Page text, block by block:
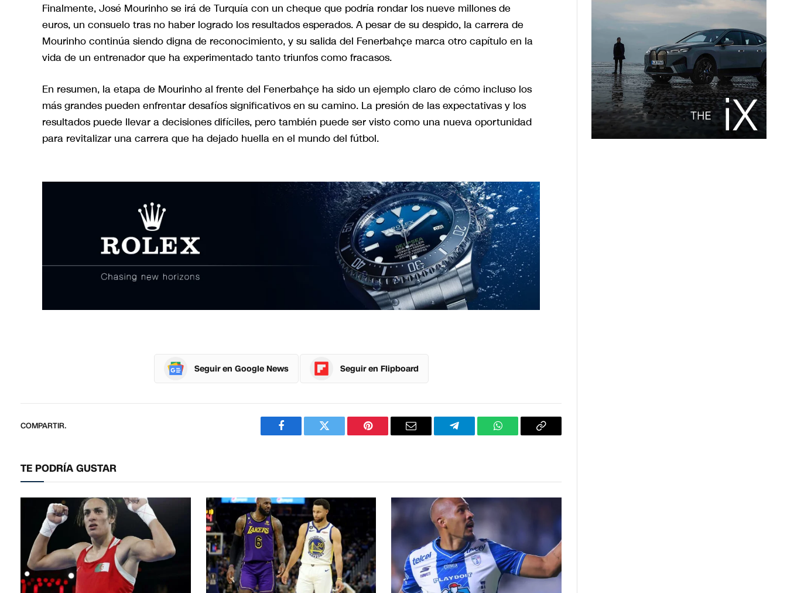
Finalmente, José Mourinho se irá de Turquía con un cheque que podría rondar los nueve millones de
euros, un consuelo tras no haber logrado los resultados esperados. A pesar de su despido, la carrera de
Mourinho continúa siendo digna de reconocimiento, y su salida del Fenerbahçe marca otro capítulo en la
vida de un entrenador que ha experimentado tanto triunfos como fracasos.
En resumen, la etapa de Mourinho al frente del Fenerbahçe ha sido un ejemplo claro de cómo incluso los
más grandes pueden enfrentar desafíos significativos en su camino. La presión de las expectativas y los
resultados puede llevar a decisiones difíciles, pero también puede ser visto como una nueva oportunidad
para revitalizar una carrera que ha dejado huella en el mundo del fútbol.
Seguir en Google News Seguir en Flipboard
COMPARTIR.
FacebookTwitter PinterestCorreo
TelegramWhatsAppCopiar
TE PODRÍA GUSTAR